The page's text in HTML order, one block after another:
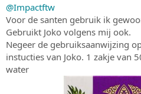
:
@Impactftw
Voor de santen gebruik ik
Gebruikt Joko volgens mij ook.
Negeer de gebruiksaanwijzing
instucties van Joko. 1 zakje van
water